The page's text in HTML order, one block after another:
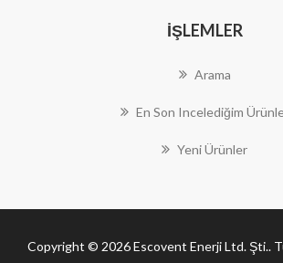
İŞLEMLER
Arama
En Son Incelediğim
Yeni Ürünler
Copyright © 2026 Escovent Enerji Ltd. Şti..